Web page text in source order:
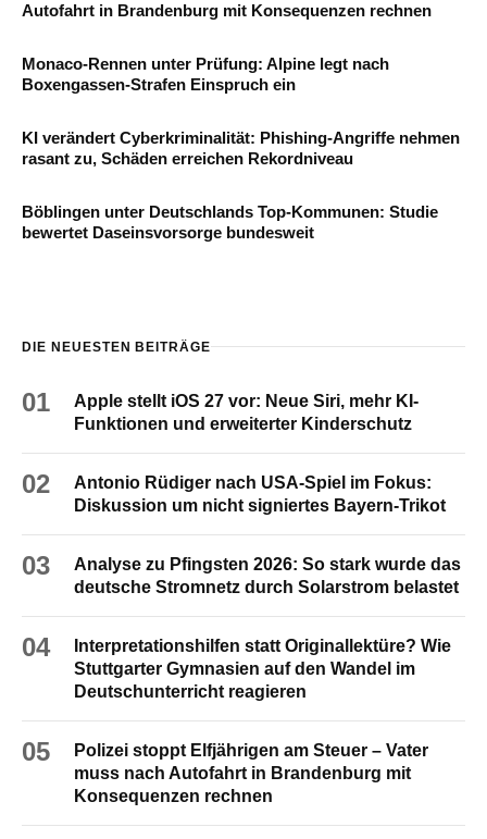
Autofahrt in Brandenburg mit Konsequenzen rechnen
Monaco-Rennen unter Prüfung: Alpine legt nach
Boxengassen-Strafen Einspruch ein
KI verändert Cyberkriminalität: Phishing-Angriffe nehmen
rasant zu, Schäden erreichen Rekordniveau
Böblingen unter Deutschlands Top-Kommunen: Studie
bewertet Daseinsvorsorge bundesweit
DIE NEUESTEN BEITRÄGE
01
Apple stellt iOS 27 vor: Neue Siri, mehr KI-
Funktionen und erweiterter Kinderschutz
02
Antonio Rüdiger nach USA-Spiel im Fokus:
Diskussion um nicht signiertes Bayern-Trikot
03
Analyse zu Pfingsten 2026: So stark wurde das
deutsche Stromnetz durch Solarstrom belastet
04
Interpretationshilfen statt Originallektüre? Wie
Stuttgarter Gymnasien auf den Wandel im
Deutschunterricht reagieren
05
Polizei stoppt Elfjährigen am Steuer – Vater
muss nach Autofahrt in Brandenburg mit
Konsequenzen rechnen